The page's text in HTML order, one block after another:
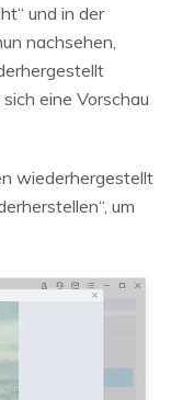
und in der
nachsehen,
eine Vorschau
wiederhergestellt
um